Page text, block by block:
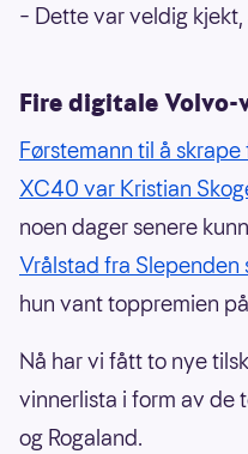
– Dette var veldig
Fire digitale Volvo-
Førstemann til å
XC40 var Kristian
noen dager senere
Vrålstad fra Slependen
hun vant toppremien
Nå har vi fått to nye
vinnerlista i form av de
og Rogaland.